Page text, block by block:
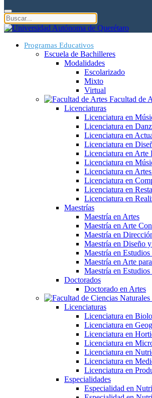
Programas Educativos
Escuela de Bachilleres
Modalidades
Escolarizado
Mixto
Virtual
Facultad de
Licenciaturas
Licenciatura en
Licenciatura en
Licenciatura en
Licenciatura en
Licenciatura en Arte
Licenciatura en
Licenciatura en
Licenciatura en
Licenciatura en
Licenciatura en
Maestrías
Maestría en Artes
Maestría en Arte
Maestría en
Maestría en Diseño
Maestría en
Maestría en Arte
Maestría en
Doctorados
Doctorado en Artes
Licenciaturas
Licenciatura en
Licenciatura en
Licenciatura en
Licenciatura en
Licenciatura en
Licenciatura en
Licenciatura en
Especialidades
Especialidad en